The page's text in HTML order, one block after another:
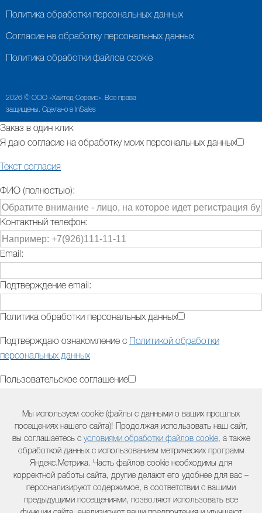
2026 © ООО «Хайтед-Сервис». Все права
защищены. Сделано в InSales
Политика обработки персональных данных
Согласие на обработку персональных данных
Политика обработки файлов cookie
Мы используем cookie (файлы с данными о ваших прошлых
посещениях нашего сайта)! Продолжая использовать наш сайт,
вы соглашаетесь с условиями обработки файлов cookie, а также
обработкой данных с использованием метрических программ
Яндекс.Метрика. Часть файлов cookie необходимы для
корректной работы сайта, другие делают его удобнее для вас –
персонализируют содержимое, в соответствии с вашими
предыдущими посещениями, позволяют использовать все
Заказ в один клик
Я даю согласие на обработку моих персональных данных
Текст согласия
ФИО (полностью):
Контактный телефон:
Email:
Подтверждение email:
Политика обработки персональных данных
Подтверждаю ознакомление с
Политикой обработки
персональных данных
Пользовательское соглашение
соглашением
Дополнительная информация (модель оборудования,
двигателя, серийный номер и другая полезная информация) :
Контактный телефон: